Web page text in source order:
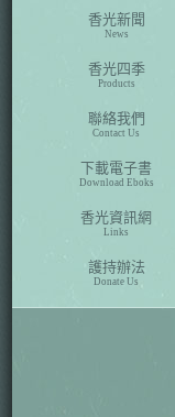
香光新聞
News
香光四季
Products
聯絡我們
Contact Us
下載電子書
Download Eboks
香光資訊網
Links
護持辦法
Donate Us